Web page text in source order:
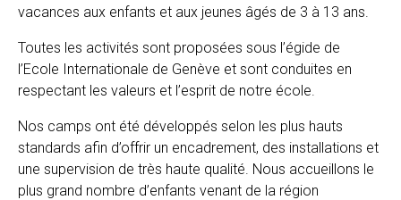
vacances aux enfants et aux jeunes âgés de 3 à 13 ans.
Toutes les activités sont proposées sous l’égide de
l’Ecole Internationale de Genève et sont conduites en
respectant les valeurs et l’esprit de notre école.
Nos camps ont été développés selon les plus hauts
standards afin d’offrir un encadrement, des installations et
une supervision de très haute qualité. Nous accueillons le
plus grand nombre d’enfants venant de la région